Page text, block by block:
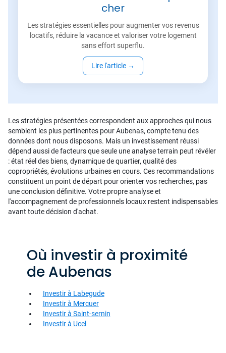
cher
Les stratégies essentielles pour augmenter vos revenus
locatifs, réduire la vacance et valoriser votre logement
sans effort superflu.
Lire l'article →
Les stratégies présentées correspondent aux approches qui nous
semblent les plus pertinentes pour Aubenas, compte tenu des
données dont nous disposons. Mais un investissement réussi
dépend aussi de facteurs que seule une analyse terrain peut révéler
: état réel des biens, dynamique de quartier, qualité des
copropriétés, évolutions urbaines en cours. Ces recommandations
constituent un point de départ pour orienter vos recherches, pas
une conclusion définitive. Votre propre analyse et
l'accompagnement de professionnels locaux restent indispensables
avant toute décision d'achat.
Où investir à proximité
de Aubenas
Investir à Labegude
Investir à Mercuer
Investir à Saint-sernin
Investir à Ucel